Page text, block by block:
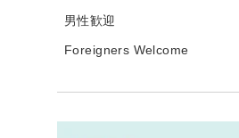
男性歓迎
Foreigners Welcome